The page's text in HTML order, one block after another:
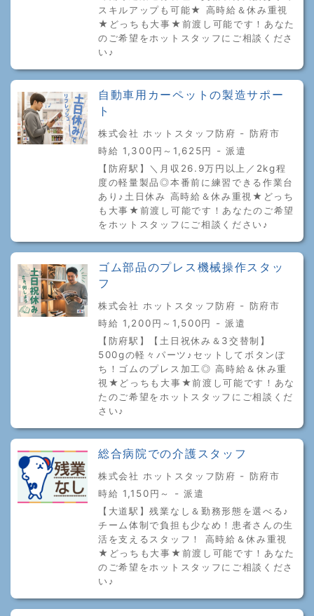
スキルアップも可能★ 高時給＆休み重視
★どっちも大事★前渡し可能です！あなた
のご希望をホットスタッフにご相談くださ
い♪
自動車用カーペットの製造サポー
ト
株式会社 ホットスタッフ防府 - 防府市
時給 1,300円～1,625円 - 派遣
【防府駅】＼月収26.9万円以上／2kg程
度の軽量製品◎本番前に練習できる作業台
あり♪土日休み 高時給＆休み重視★どっち
も大事★前渡し可能です！あなたのご希望
をホットスタッフにご相談ください♪
ゴム部品のプレス機械操作スタッ
フ
株式会社 ホットスタッフ防府 - 防府市
時給 1,200円～1,500円 - 派遣
【防府駅】【土日祝休み＆3交替制】
500gの軽々パーツ♪セットしてボタンぽ
ち！ゴムのプレス加工◎ 高時給＆休み重
視★どっちも大事★前渡し可能です！あな
たのご希望をホットスタッフにご相談くだ
さい♪
総合病院での介護スタッフ
株式会社 ホットスタッフ防府 - 防府市
時給 1,150円～ - 派遣
【大道駅】残業なし＆勤務形態を選べる♪
チーム体制で負担も少なめ！患者さんの生
活を支えるスタッフ！ 高時給＆休み重視
★どっちも大事★前渡し可能です！あなた
のご希望をホットスタッフにご相談くださ
い♪